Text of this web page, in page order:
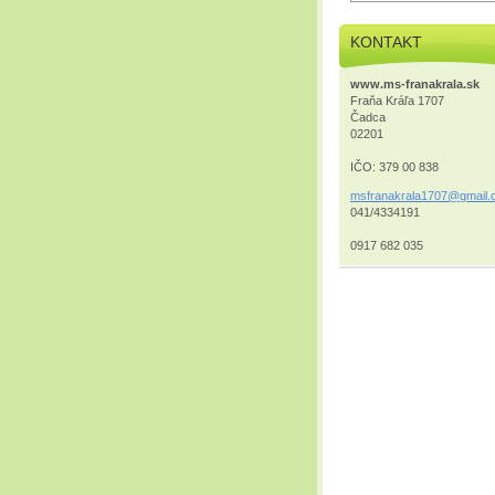
KONTAKT
www.ms-franakrala.sk
Fraňa Kráľa 1707
Čadca
02201
IČO: 379 00 838
msfranakrala1707
041/4334191
0917 682 035